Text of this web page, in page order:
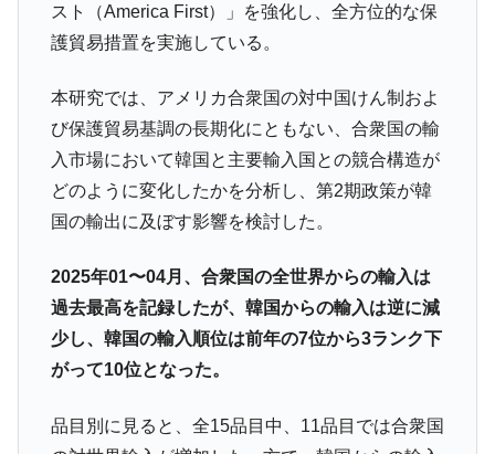
『Money1』
『韓国銀行』が「金の保有量を増やしま
す」⇒「金を経由するドル入手」手段ではないのか？
ル」まで拡大 ⇒ 海外資金の動きに強く左右される状態
『Money1』
韓国･帰ってきた李在明。李在明を支持しな
い「50.5％」に上昇
『Money1』
韓国大統領府ボンクラ政策室長が告発され
た ⇒ 国家が行った恐るべき株価操作であり、空前の国政壟
『Money1』
韓国･警察職員が「丸刈りになって抗議活
動」
『Money1』
中国だけが鉄鋼輸出を異常増加させる ⇒ 中
国の過剰生産が世界を蝕む。
種は全般的「不調」⇒ PSIが示す現況は決して良くない。
スト（America First）」を強化し、全方位的な保
護貿易措置を実施している。
本研究では、アメリカ合衆国の対中国けん制およ
び保護貿易基調の長期化にともない、合衆国の輸
入市場において韓国と主要輸入国との競合構造が
どのように変化したかを分析し、第2期政策が韓
国の輸出に及ぼす影響を検討した。
2025年01〜04月、合衆国の全世界からの輸入は
過去最高を記録したが、韓国からの輸入は逆に減
少し、韓国の輸入順位は前年の7位から3ランク下
がって10位となった。
品目別に見ると、全15品目中、11品目では合衆国